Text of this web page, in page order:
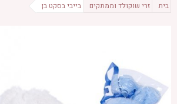
בית זרי שוקולד וממתקים בייבי בסקט בן